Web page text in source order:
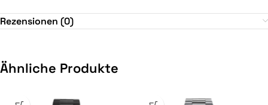
Rezensionen (0)
Ähnliche Produkte